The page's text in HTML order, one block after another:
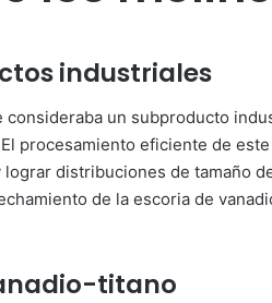
industriales
un subproducto
procesamiento eficiente de
distribuciones de tamaño
de la escoria de
titano